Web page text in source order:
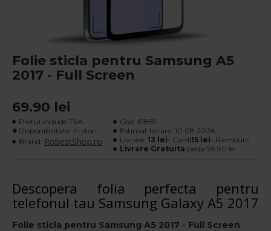
Folie sticla pentru Samsung A5
2017 - Full Screen
69.90 lei
Pretul include TVA
Disponibilitate: In stoc
Brand: RobestShop.ro
Cod: 61859
Estimat livrare: 10.08.2026
Livrare: 13 lei- Card|15 lei- Ramburs
Livrare Gratuita peste 99.90 lei
Descopera folia perfecta pentru
telefonul tau Samsung Galaxy A5 2017
Folie sticla pentru Samsung A5 2017 - Full Screen